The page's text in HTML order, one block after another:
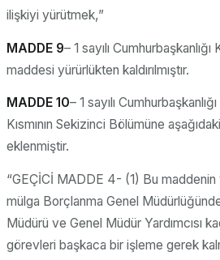
ilişkiyi yürütmek,”
MADDE 9– 1 sayılı
maddesi yürürlükten kaldırılmıştır.
MADDE 10– 1 sayılı
Kısmının Sekizinci Bölümüne
eklenmiştir.
“GEÇİCİ MADDE 4- (1) Bu
mülga Borçlanma Genel
Müdürü ve Genel Müdür Yardımcısı
görevleri başkaca bir işleme gerek